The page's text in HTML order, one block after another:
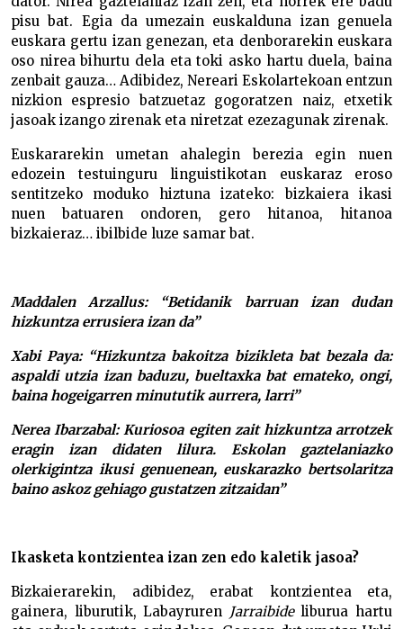
pisu bat. Egia da umezain euskalduna izan genuela
euskara gertu izan genezan, eta denborarekin euskara
oso nirea bihurtu dela eta toki asko hartu duela, baina
zenbait gauza… Adibidez, Nereari Eskolartekoan entzun
nizkion espresio batzuetaz gogoratzen naiz, etxetik
jasoak izango zirenak eta niretzat ezezagunak zirenak.
Euskararekin umetan ahalegin berezia egin nuen
edozein testuinguru linguistikotan euskaraz eroso
sentitzeko moduko hiztuna izateko: bizkaiera ikasi
nuen batuaren ondoren, gero hitanoa, hitanoa
bizkaieraz… ibilbide luze samar bat.
Maddalen Arzallus: “Betidanik barruan izan dudan
hizkuntza errusiera izan da”
Xabi Paya: “Hizkuntza bakoitza bizikleta bat bezala da:
aspaldi utzia izan baduzu, bueltaxka bat emateko, ongi,
baina hogeigarren minututik aurrera, larri”
Nerea Ibarzabal: Kuriosoa egiten zait hizkuntza arrotzek
eragin izan didaten lilura. Eskolan gaztelaniazko
olerkigintza ikusi genuenean, euskarazko bertsolaritza
baino askoz gehiago gustatzen zitzaidan”
Ikasketa kontzientea izan zen edo kaletik jasoa?
Bizkaierarekin, adibidez, erabat kontzientea eta,
gainera, liburutik, Labayruren Jarraibideliburua hartu